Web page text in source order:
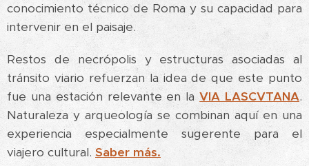
conocimiento técnico de Roma y su capacidad para
intervenir en el paisaje.
Restos de necrópolis y estructuras asociadas al
tránsito viario refuerzan la idea de que este punto
fue una estación relevante en laVIA LASCVTANA.
Naturaleza y arqueología se combinan aquí en una
experiencia especialmente sugerente para el
viajero cultural. Saber más.